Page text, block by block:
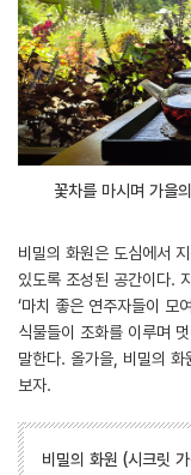
꽃차를 마시며 가을
비밀의 화원은 도심에서
있도록 조성된 공간이다.
‘마치 좋은 연주자들이 모
식물들이 조화를 이루며
말한다. 올가을, 비밀의 화
보자.
비밀의 화원 (시크릿